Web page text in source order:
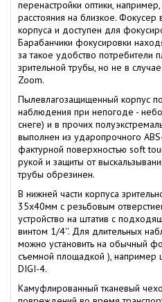
перенастройки оптики,
расстояния на близкое.
корпуса и доступен для
Барабанчики фокусировки
за такое удобство потребители
зрительной трубы, но не в
Zoom.
Пылевлагозащищенный корпус
наблюдения при непогоде -
снеге) и в прочих
выполнен из ударопрочного
фактурной поверхностью soft
рукой и защиты от
трубы обрезинен.
В нижней части корпуса
35х40мм с резьбовым
устройство на штатив с
винтом 1/4''. Для длительных
можно установить на обычный
съемной площадкой ), например
DIGI-4.
Камуфлированный тканевый